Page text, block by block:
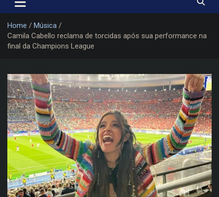
Home
Música
Camila Cabello reclama de torcidas após sua performance na
final da Champions League